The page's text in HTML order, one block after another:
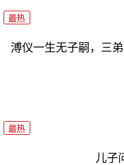
最热
溥仪一生无子嗣，三
最热
儿子